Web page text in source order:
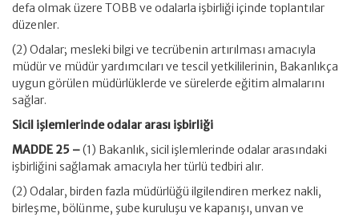
defa olmak üzere TOBB ve odalarla işbirliği içinde toplantılar
düzenler.
(2) Odalar; mesleki bilgi ve tecrübenin artırılması amacıyla
müdür ve müdür yardımcıları ve tescil yetkililerinin, Bakanlıkça
uygun görülen müdürlüklerde ve sürelerde eğitim almalarını
sağlar.
Sicil işlemlerinde odalar arası işbirliği
MADDE 25 –(1) Bakanlık, sicil işlemlerinde odalar arasındaki
işbirliğini sağlamak amacıyla her türlü tedbiri alır.
(2) Odalar, birden fazla müdürlüğü ilgilendiren merkez nakli,
birleşme, bölünme, şube kuruluşu ve kapanışı, unvan ve